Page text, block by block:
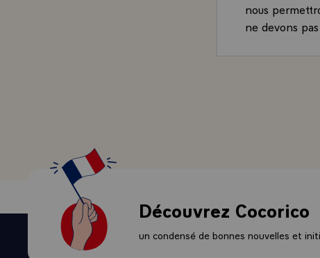
nous
ne devons
Koweit" et
arrêter une
Koweit libéré,
Découvrez Cocorico
un condensé de bonnes nouvelles et